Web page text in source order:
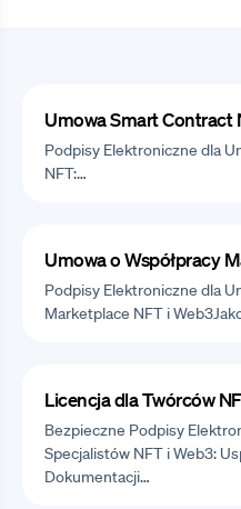
Umowa Smart Contract
Podpisy Elektroniczne dla
NFT:…
Umowa o Współpracy
Podpisy Elektroniczne dla
Marketplace NFT i
Licencja dla Twórców
Bezpieczne Podpisy
Specjalistów NFT i Web3:
Dokumentacji…